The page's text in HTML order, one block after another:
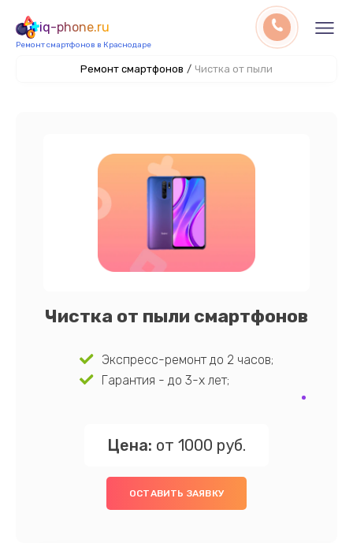
iq-phone.ru
Ремонт смартфонов в Краснодаре
Ремонт смартфонов / Чистка от пыли
Чистка от пыли смартфонов
Экспресс-ремонт до 2 часов;
Гарантия - до 3-х лет;
Цена: от 1000 руб.
ОСТАВИТЬ ЗАЯВКУ